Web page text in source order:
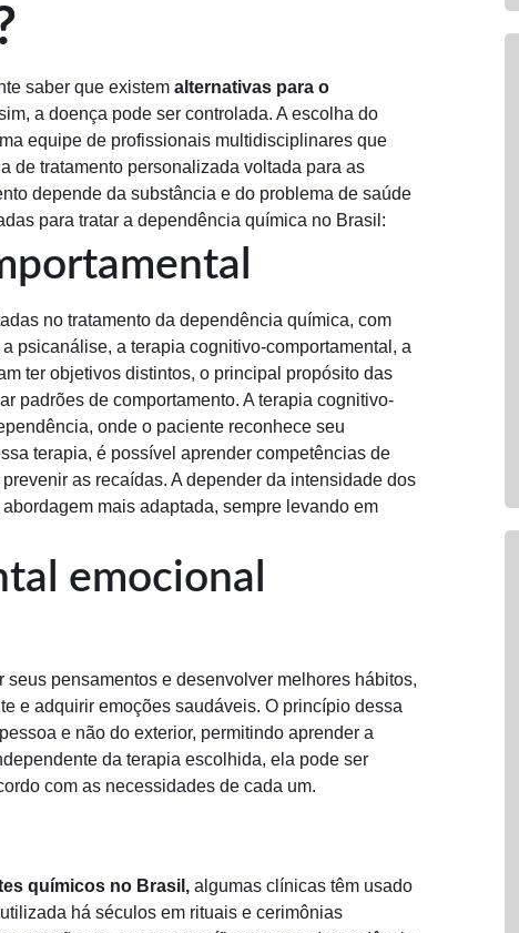
saber que existem alternativas para o
a doença pode ser controlada. A escolha do
equipe de profissionais multidisciplinares que
de tratamento personalizada voltada para as
depende da substância e do problema de saúde
para tratar a dependência química no Brasil:
no tratamento da dependência química, com
psicanálise, a terapia cognitivo-comportamental, a
ter objetivos distintos, o principal propósito das
padrões de comportamento. A terapia cognitivo-
onde o paciente reconhece seu
terapia, é possível aprender competências de
as recaídas. A depender da intensidade dos
mais adaptada, sempre levando em
emocional
pensamentos e desenvolver melhores hábitos,
e adquirir emoções saudáveis. O princípio dessa
e não do exterior, permitindo aprender a
da terapia escolhida, ela pode ser
com as necessidades de cada um.
químicos no Brasil, algumas clínicas têm usado
há séculos em rituais e cerimônias